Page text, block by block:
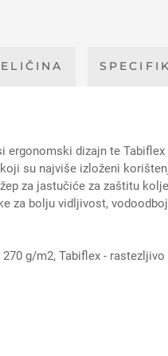
ergonomski dizajn te
su najviše izloženi
za jastučiće za zaštitu
za bolju vidljivost,
g/m2, Tabiflex - rastezljivo